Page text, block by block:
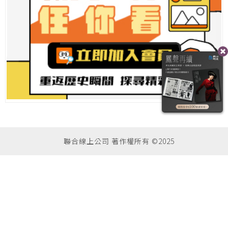
聯合線上公司 著作權所有 ©2025